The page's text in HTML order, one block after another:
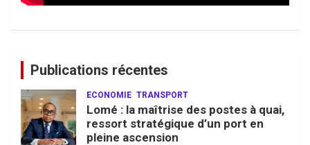
Publications récentes
ECONOMIE TRANSPORT
Lomé : la maîtrise des postes à quai,
ressort stratégique d’un port en
pleine ascension